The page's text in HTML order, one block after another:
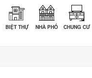
BIỆT THỰ NHÀ PHỐ CHUNG CƯ